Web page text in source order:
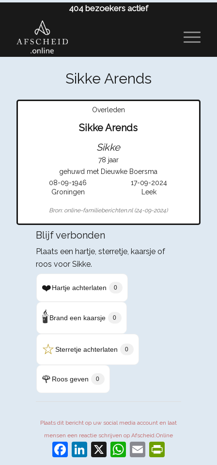
404 bezoekers actief
Sikke Arends
Overleden
Sikke Arends
Sikke
78 jaar
gehuwd met Dieuwke Boersma
08-09-1946
17-09-2024
Groningen
Leek
Bron: online-familieberichten.nl (24-09-2024)
Blijf verbonden
Plaats een hartje, sterretje, kaarsje of
roos voor Sikke.
❤️Hartje achterlaten 0
🕯️Brand een kaarsje 0
☆Sterretje achterlaten 0
🌹 Roos geven 0
Plaats dit bericht op uw social media account en laat
mensen een reactie schrijven op Afscheid.Online
Facebook
LinkedIn
X WhatsApp
Email